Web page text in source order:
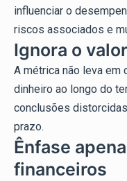
influenciar o
riscos associados e
Ignora o
A métrica não leva em
dinheiro ao longo do
conclusões
prazo.
Ênfase
financeiros